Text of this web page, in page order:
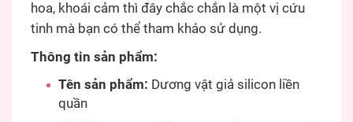
hoa, khoái cảm thì đây chắc chắn là một vị cứu
tinh mà bạn có thể tham khảo sử dụng.
Thông tin sản phẩm:
Tên sản phẩm: Dương vật giả silicon liền
quần